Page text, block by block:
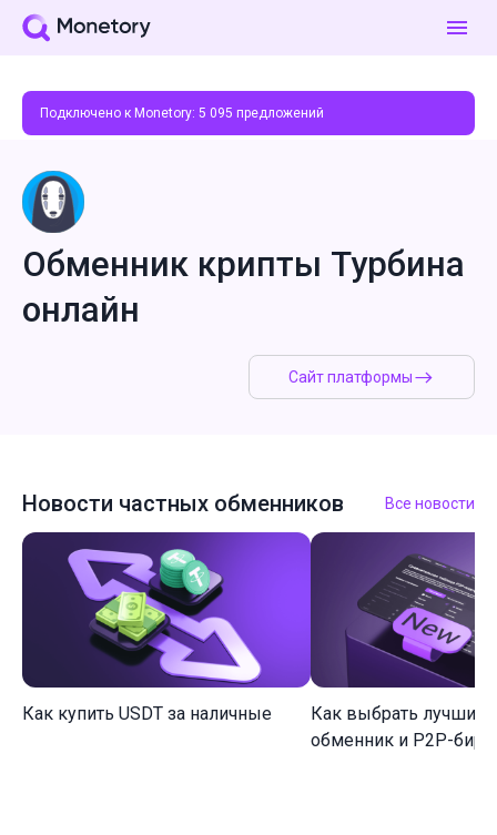
Подключено к Monetory: 5 095 предложений
Сайт платформы
Обменник крипты Турбина
онлайн
Новости частных обменников Все новости
Как купить USDT за наличные
Как выбрать лучший
обменник и P2P-